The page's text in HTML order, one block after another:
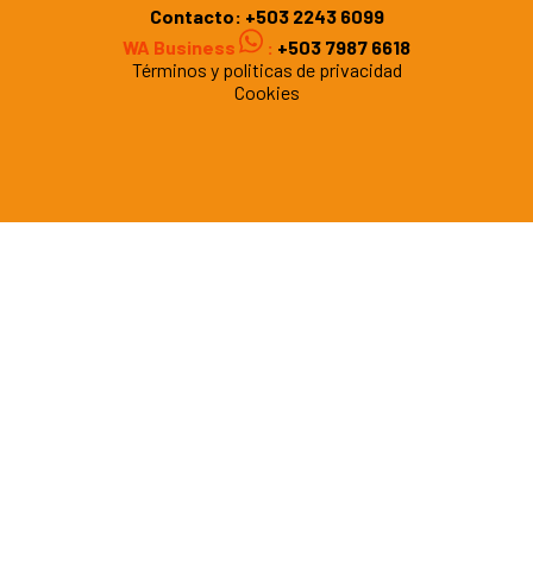
Contacto: +503 2243 6099
WA Business
: +503 7987 6618
Términos y politicas de privacidad
Cookies